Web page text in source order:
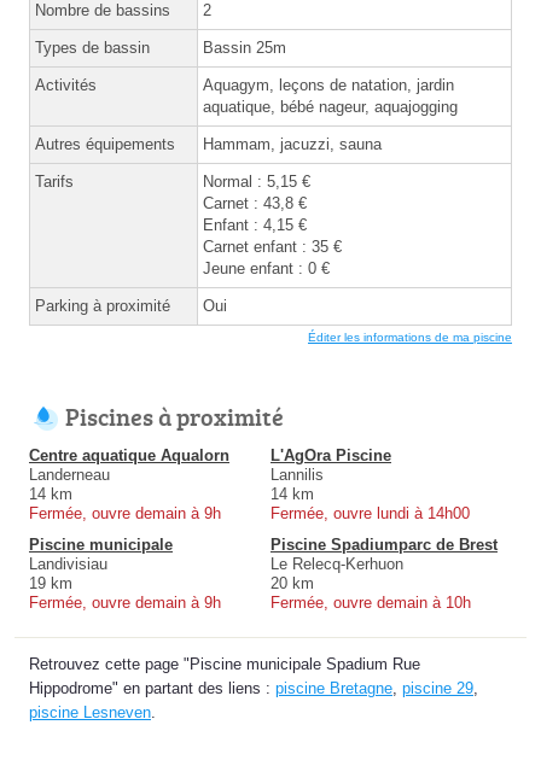
Nombre de bassins 2
Types de bassin Bassin 25m
Activités
Aquagym, leçons de natation, jardin
aquatique, bébé nageur, aquajogging
Autres équipements Hammam, jacuzzi, sauna
Tarifs
Normal : 5,15 €
Carnet : 43,8 €
Enfant : 4,15 €
Carnet enfant : 35 €
Jeune enfant : 0 €
Parking à proximité Oui
Éditer les informations de ma piscine
Piscines à proximité
Centre aquatique Aqualorn
Landerneau
14 km
Fermée, ouvre demain à 9h
L'AgOra Piscine
Lannilis
14 km
Fermée, ouvre lundi à 14h00
Piscine municipale
Landivisiau
19 km
Fermée, ouvre demain à 9h
Piscine Spadiumparc de Brest
Le Relecq-Kerhuon
20 km
Fermée, ouvre demain à 10h
Retrouvez cette page "Piscine municipale Spadium Rue
Hippodrome" en partant des liens : piscine Bretagne, piscine 29,
piscine Lesneven.